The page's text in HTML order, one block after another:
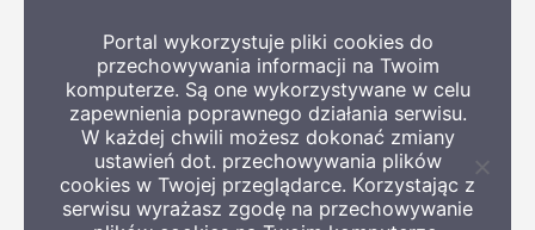
Portal wykorzystuje pliki cookies do
przechowywania informacji na Twoim
komputerze. Są one wykorzystywane w celu
zapewnienia poprawnego działania serwisu.
W każdej chwili możesz dokonać zmiany
ustawień dot. przechowywania plików
cookies w Twojej przeglądarce. Korzystając z
serwisu wyrażasz zgodę na przechowywanie